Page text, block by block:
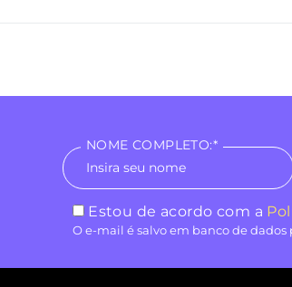
NOME COMPLETO:*
Estou de acordo com a
O e-mail é salvo em banco de dados